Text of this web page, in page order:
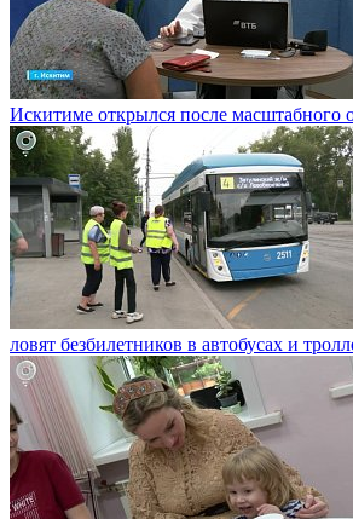
Искитиме открылся после масштабного
ловят безбилетников в автобусах и